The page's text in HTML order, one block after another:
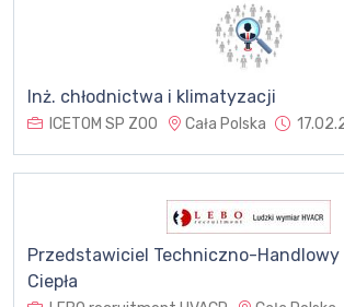
Inż. chłodnictwa i klimatyzacji
ICETOM SP ZOO Cała Polska
Przedstawiciel Techniczno-Handlowy
Ciepła